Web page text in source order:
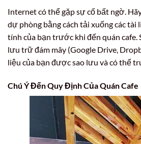
Internet có thể gặp sự cố bất ngờ.
dự phòng bằng cách tải xuống các tài
tính của bạn trước khi đến quán cafe.
lưu trữ đám mây (Google Drive,
liệu của bạn được sao lưu và có thể
Chú Ý Đến Quy Định Của Quán Cafe